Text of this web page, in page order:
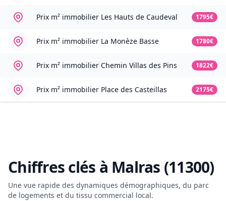
Prix m² immobilier Les Hauts de Caudeval 1795€
Prix m² immobilier La Monèze Basse 1780€
Prix m² immobilier Chemin Villas des Pins 1822€
Prix m² immobilier Place des Casteillas 2175€
Chiffres clés à Malras (11300)
Une vue rapide des dynamiques démographiques, du parc
de logements et du tissu commercial local.